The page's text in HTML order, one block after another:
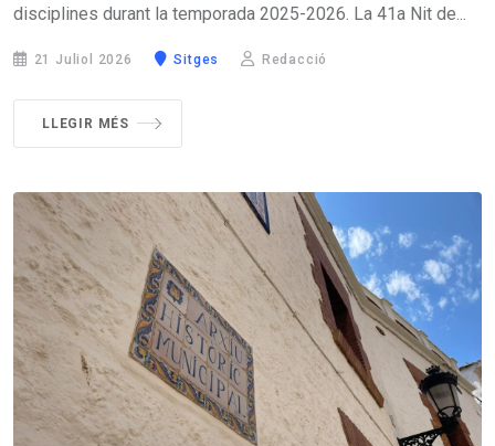
disciplines durant la temporada 2025-2026. La 41a Nit de...
21 Juliol 2026 Sitges Redacció
LLEGIR MÉS